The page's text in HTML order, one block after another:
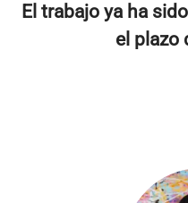
El trabajo ya ha
el plazo